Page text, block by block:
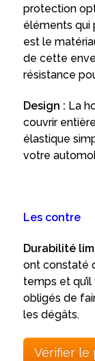
protection
éléments qui
est le
de cette
résistance
Design : La
couvrir
élastique
votre
Les contre
Durabilité
ont constaté
temps et
obligés de
les dégâts.
Vérifier le